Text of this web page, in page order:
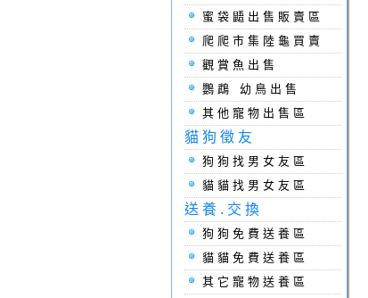
蜜袋鼯出售販賣區
爬爬市集陸龜買賣
觀賞魚出售
鸚鵡 幼鳥出售
其他寵物出售區
貓狗徵友
狗狗找男女友區
貓貓找男女友區
送養.交換
狗狗免費送養區
貓貓免費送養區
其它寵物送養區